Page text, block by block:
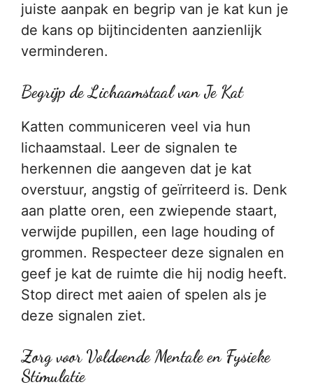
juiste aanpak en begrip van je kat kun je
de kans op bijtincidenten aanzienlijk
verminderen.
Begrijp de Lichaamstaal van Je Kat
Katten communiceren veel via hun
lichaamstaal. Leer de signalen te
herkennen die aangeven dat je kat
overstuur, angstig of geïrriteerd is. Denk
aan platte oren, een zwiepende staart,
verwijde pupillen, een lage houding of
grommen. Respecteer deze signalen en
geef je kat de ruimte die hij nodig heeft.
Stop direct met aaien of spelen als je
deze signalen ziet.
Zorg voor Voldoende Mentale en Fysieke
Stimulatie